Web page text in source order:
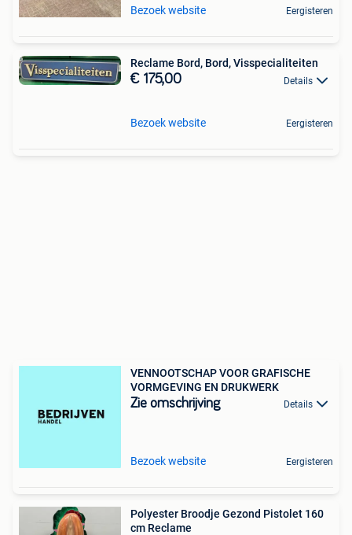
Bezoek website Eergisteren
Reclame Bord, Bord, Visspecialiteiten
€ 175,00 Details
Bezoek website Eergisteren
VENNOOTSCHAP VOOR GRAFISCHE
VORMGEVING EN DRUKWERK
Zie omschrijving Details
Bezoek website Eergisteren
Polyester Broodje Gezond Pistolet 160
cm Reclame